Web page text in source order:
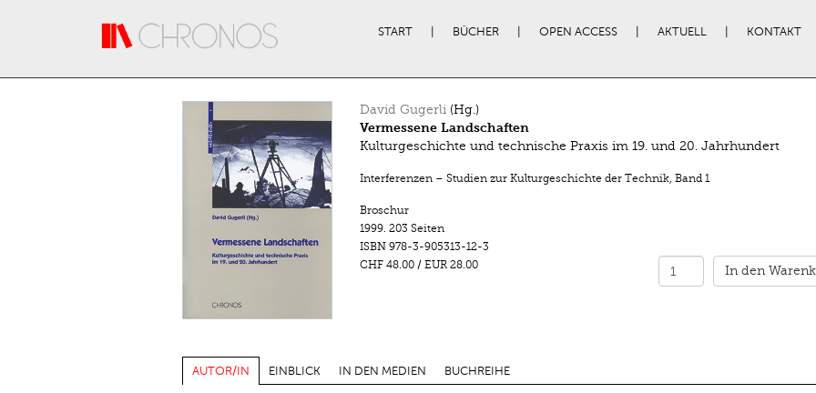
START BÜCHER OPEN ACCESS AKTUELL KONTAKT
David Gugerli(Hg.)
Vermessene Landschaften
Kulturgeschichte und technische Praxis im 19. und 20. Jahrhundert
Interferenzen – Studien zur Kulturgeschichte der Technik, Band 1
Broschur
1999. 203 Seiten
ISBN 978-3-905313-12-3
CHF 48.00/ EUR 28.00 In den
AUTOR/IN EINBLICK IN DEN MEDIEN BUCHREIHE